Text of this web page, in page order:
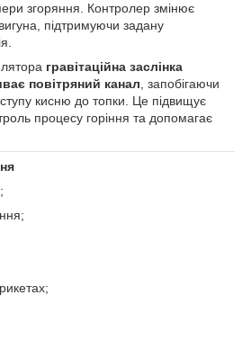
згоряння. Контролер змінює
підтримуючи задану
гравітаційна заслінка
повітряний канал, запобігаючи
кисню до топки. Це підвищує
процесу горіння та допомагає
;